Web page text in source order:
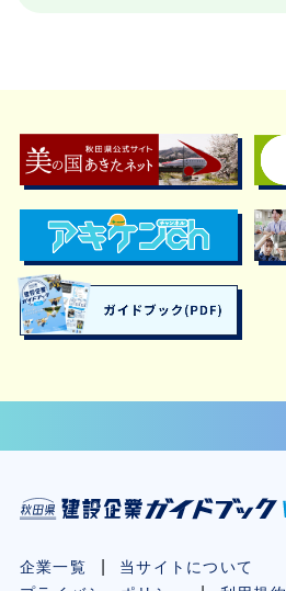
企業一覧
当サイトについて